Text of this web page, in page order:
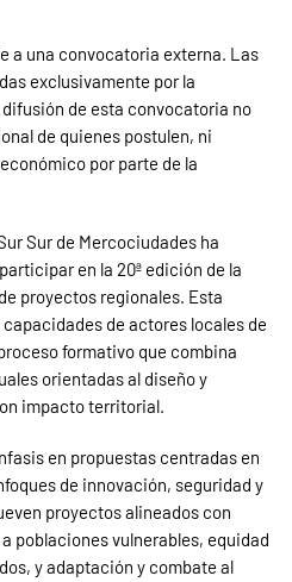
a una convocatoria externa. Las
exclusivamente por la
de esta convocatoria no
de quienes postulen, ni
por parte de la
Sur de Mercociudades ha
en la 20ª edición de la
proyectos regionales. Esta
de actores locales de
formativo que combina
orientadas al diseño y
impacto territorial.
en propuestas centradas en
de innovación, seguridad y
proyectos alineados con
poblaciones vulnerables, equidad
y adaptación y combate al